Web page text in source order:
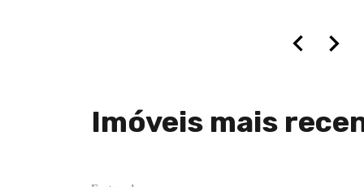
Imóveis mais